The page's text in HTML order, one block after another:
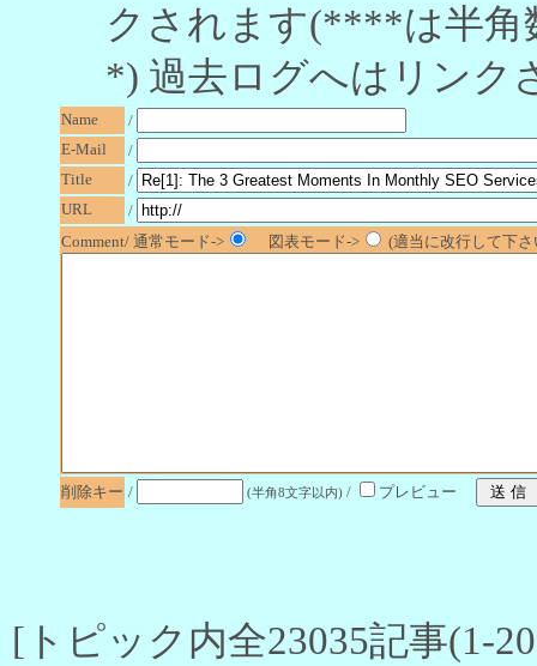
クされます(****は半角
*) 過去ログへはリンク
Name
/
E-Mail
/
Title
/
URL
/
Comment/ 通常モード->
図表モード-> (適当に改行して下
削除キー / (半角8文字以内) / プレビュー
[トピック内全23035記事(1-